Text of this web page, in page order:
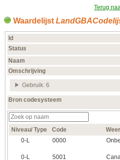
Terug
Waardelijst
Id
Status
Naam
Omschrijving
Gebruik: 6
Bron codesysteem
Niveau/ Type Code
0‑L
0000
0‑L 5001